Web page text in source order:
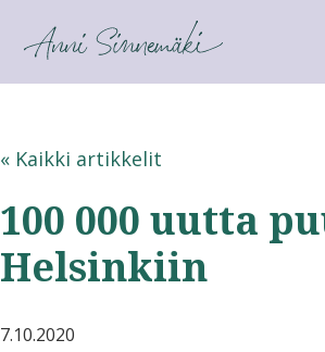
ANNI SINNEMÄKI
« Kaikki artikkelit
100 000 uutta
Helsinkiin
7.10.2020